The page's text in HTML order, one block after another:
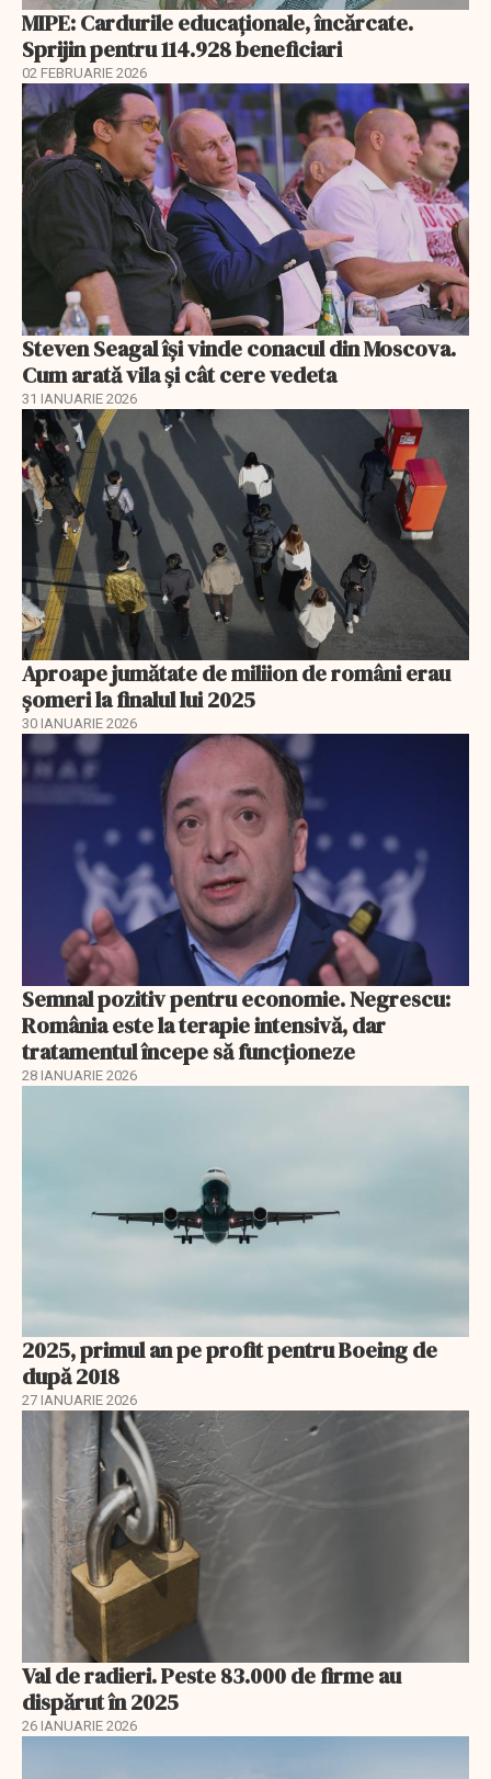
MIPE: Cardurile educaţionale, încărcate.
Sprijin pentru 114.928 beneficiari
02 FEBRUARIE 2026
Steven Seagal își vinde conacul din Moscova.
Cum arată vila și cât cere vedeta
31 IANUARIE 2026
Aproape jumătate de miliion de români erau
șomeri la finalul lui 2025
30 IANUARIE 2026
Semnal pozitiv pentru economie. Negrescu:
România este la terapie intensivă, dar
tratamentul începe să funcționeze
28 IANUARIE 2026
2025, primul an pe profit pentru Boeing de
după 2018
27 IANUARIE 2026
Val de radieri. Peste 83.000 de firme au
dispărut în 2025
26 IANUARIE 2026